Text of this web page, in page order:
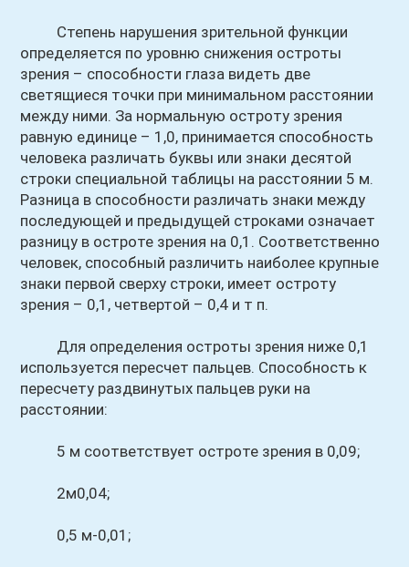
Степень нарушения зрительной функции
определяется по уровню снижения остроты
зрения – способности глаза видеть две
светящиеся точки при минимальном расстоянии
между ними. За нормальную остроту зрения
равную единице – 1,0, принимается способность
человека различать буквы или знаки десятой
строки специальной таблицы на расстоянии 5 м.
Разница в способности различать знаки между
последующей и предыдущей строками означает
разницу в остроте зрения на 0,1. Соответственно
человек, способный различить наиболее крупные
знаки первой сверху строки, имеет остроту
зрения – 0,1, четвертой – 0,4 и т п.
Для определения остроты зрения ниже 0,1
используется пересчет пальцев. Способность к
пересчету раздвинутых пальцев руки на
расстоянии:
5 м соответствует остроте зрения в 0,09;
2м0,04;
0,5 м-0,01;